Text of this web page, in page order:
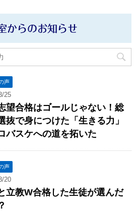
からのお知らせ
声
25
望合格はゴールじゃない！総
抜で身につけた「生きる力」
バスケへの道を拓いた
声
20
立教W合格した生徒が選んだ